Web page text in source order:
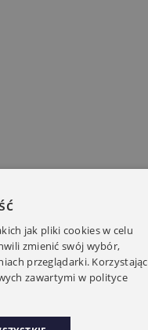
jak pliki cookies w celu
zmienić swój wybór,
przeglądarki. Korzystając
zawartymi w polityce